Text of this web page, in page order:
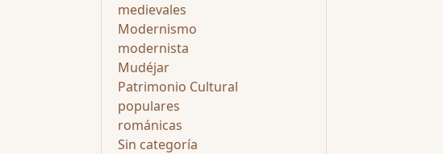
medievales
Modernismo
modernista
Mudéjar
Patrimonio Cultural
populares
románicas
Sin categoría